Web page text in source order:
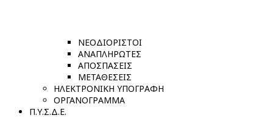
ΝΕΟΔΙΟΡΙΣΤΟΙ
ΑΝΑΠΛΗΡΩΤΕΣ
ΑΠΟΣΠΑΣΕΙΣ
ΜΕΤΑΘΕΣΕΙΣ
ΗΛΕΚΤΡΟΝΙΚΗ ΥΠΟΓΡΑΦΗ
ΟΡΓΑΝΟΓΡΑΜΜΑ
Π.Υ.Σ.Δ.Ε.